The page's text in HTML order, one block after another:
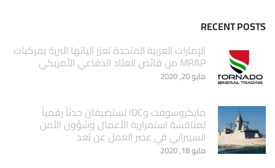
RECENT POSTS
الإمارات العربية المتحدة تعزز الياتها البرية بمركبات
MRAP من فائض العتاد الدفاعي الأمريكي
مايو 20, 2020
مايكروسوفت وIDC تستضيفان حدثاً رقمياً
لمناقشة استمرارية الأعمال وشؤون الأمن
السيبراني في عصر العمل عن بُعد
مايو 18, 2020